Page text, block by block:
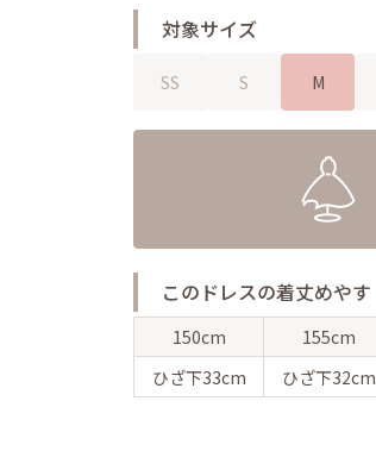
対象サイズ
SS S M
このドレスの着丈めやす
150cm 155cm
ひざ下33cm ひざ下32cm